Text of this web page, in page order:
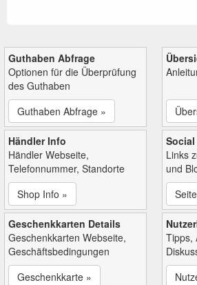
Guthaben Abfrage
Optionen für die Überprüfung
des Guthaben
Guthaben Abfrage »
Händler Info
Händler Webseite,
Telefonnummer, Standorte
Shop Info »
Social
Links
und
Geschenkkarten Details
Geschenkkarten Webseite,
Geschäftsbedingungen
Geschenkkarte »
Tipps,